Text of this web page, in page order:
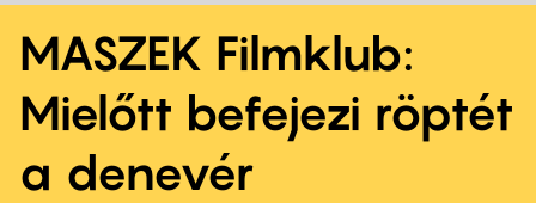
MASZEK Filmklub:
Mielőtt befejezi röptét
a denevér